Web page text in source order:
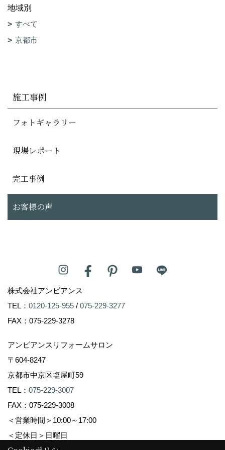
地域別
すべて
京都市
施工事例
フォトギャラリー
現場レポート
完工事例
お客様の声
株式会社アンビアンス
TEL： 0120-125-955 / 075-229-3277
FAX：075-229-3278
アンビアンスリフォームサロン
〒604-8247
京都市中京区塩屋町59
TEL： 075-229-3007
FAX：075-229-3008
＜営業時間＞10:00～17:00
＜定休日＞日曜日